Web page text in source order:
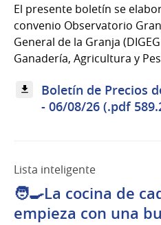
El presente boletín se
convenio Observatorio
General de la Granja
Ganadería, Agricultura y
Boletín de Precios
- 06/08/26 (.pdf
Lista inteligente
🧑‍🍳La cocina de
empieza con una